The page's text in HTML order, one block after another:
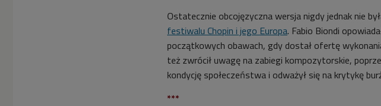
Ostatecznie obcojęzyczna wersja nigdy jednak nie
festiwalu Chopin i jego Europa. Fabio Biondi
początkowych obawach, gdy dostał ofertę
też zwrócił uwagę na zabiegi kompozytorskie,
kondycję społeczeństwa i odważył się na krytykę
***